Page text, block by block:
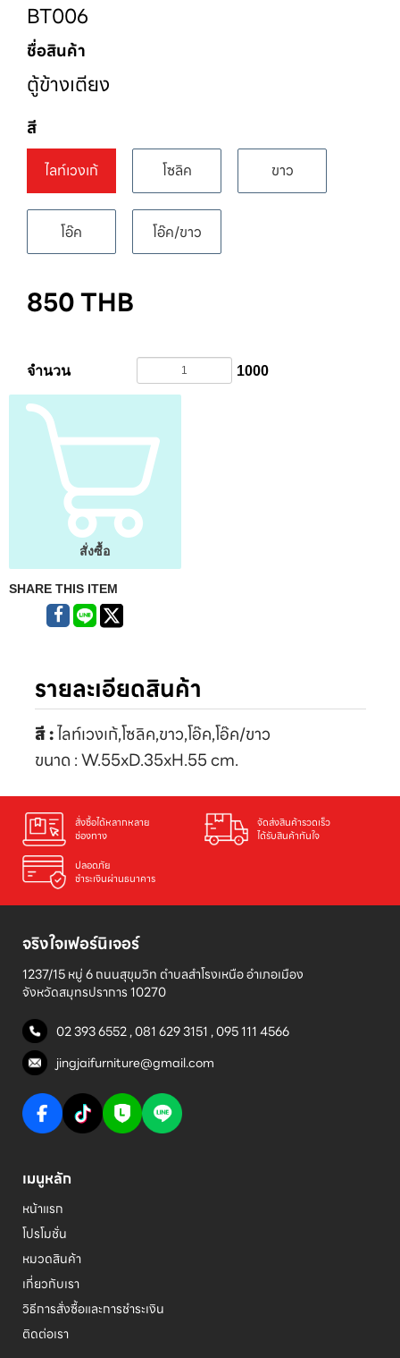
BT006
ชื่อสินค้า
ตู้ข้างเตียง
สี
ไลท์เวงเก้ โซลิค ขาว
โอ๊ค โอ๊ค/ขาว
850THB
จำนวน 1000
สั่งซื้อ
SHARE THIS ITEM
รายละเอียดสินค้า
สี :ไลท์เวงเก้,โซลิค,ขาว,โอ๊ค,โอ๊ค/ขาว
ขนาด : W.55xD.35xH.55 cm.
สั่งซื้อได้หลากหลาย
ช่องทาง
จัดส่งสินค้ารวดเร็ว
ได้รับสินค้าทันใจ
ปลอดภัย
ชำระเงินผ่านธนาคาร
จริงใจเฟอร์นิเจอร์
1237/15 หมู่ 6 ถนนสุขุมวิท ตำบลสำโรงเหนือ อำเภอเมือง
จังหวัดสมุทรปราการ 10270
02 393 6552,081 629 3151 ,095 111 4566
jingjaifurniture@gmail.com
เมนูหลัก
หน้าแรก
โปรโมชั่น
หมวดสินค้า
เกี่ยวกับเรา
วิธีการสั่งซื้อและการชำระเงิน
ติดต่อเรา